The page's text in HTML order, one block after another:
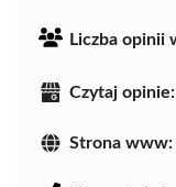
Liczba opinii
Czytaj opinie:
Strona www: